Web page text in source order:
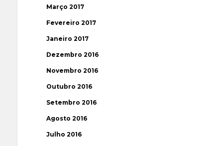
Março 2017
Fevereiro 2017
Janeiro 2017
Dezembro 2016
Novembro 2016
Outubro 2016
Setembro 2016
Agosto 2016
Julho 2016